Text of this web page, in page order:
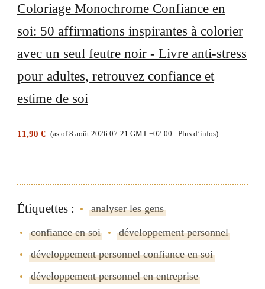
Coloriage Monochrome Confiance en
soi: 50 affirmations inspirantes à colorier
avec un seul feutre noir - Livre anti-stress
pour adultes, retrouvez confiance et
estime de soi
11,90 € (as of 8 août 2026 07:21 GMT +02:00 -Plus d’infos)
Étiquettes :
analyser les gens
confiance en soi
développement personnel
développement personnel confiance en soi
développement personnel en entreprise